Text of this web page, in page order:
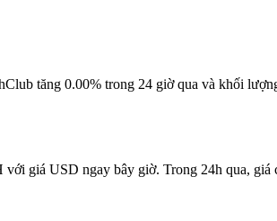
tăng 0.00% trong 24 giờ qua và khối
giá USD ngay bây giờ. Trong 24h qua,